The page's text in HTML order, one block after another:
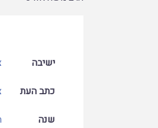
ישיבה
כתב העת
שנה